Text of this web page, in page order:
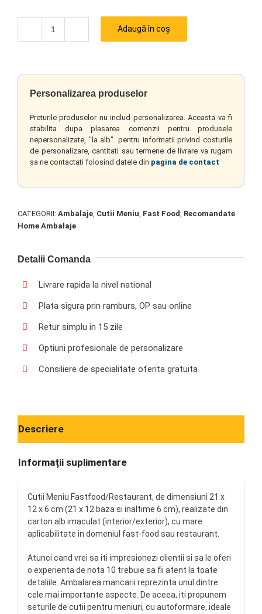
Cantitate
Adaugă în coș
Personalizarea produselor
Preturile produselor nu includ personalizarea. Aceasta va fi
stabilita dupa plasarea comenzii pentru produsele
nepersonalizate, "la alb". pentru informatii privind costurile
de personalizare, cantitati sau termene de livrare va rugam
sa ne contactati folosind datele din pagina de contact
CATEGORII: Ambalaje, Cutii Meniu, Fast Food, Recomandate
Home Ambalaje
Detalii Comanda
Livrare rapida la nivel national
Plata sigura prin ramburs, OP sau online
Retur simplu in 15 zile
Optiuni profesionale de personalizare
Consiliere de specialitate oferita gratuita
Descriere
Informații suplimentare
Cutii Meniu Fastfood/Restaurant, de dimensiuni 21 x
12 x 6 cm (21 x 12 baza si inaltime 6 cm), realizate din
carton alb imaculat (interior/exterior), cu mare
aplicabilitate in domeniul fast-food sau restaurant.
Atunci cand vrei sa iti impresionezi clientii si sa le oferi
o experienta de nota 10 trebuie sa fii atent la toate
detaliile. Ambalarea mancarii reprezinta unul dintre
cele mai importante aspecte. De aceea, iti propunem
seturile de cutii pentru meniuri, cu autoformare, ideale